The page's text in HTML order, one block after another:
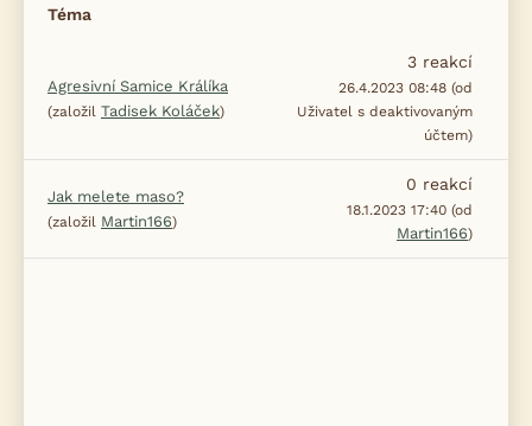
Téma
Agresivní Samice Králíka
(založil Tadisek Koláček)
3 reakcí
26.4.2023 08:48 (od
Uživatel s deaktivovaným
účtem)
Jak melete maso?
(založil Martin166)
0 reakcí
18.1.2023 17:40 (od
Martin166)